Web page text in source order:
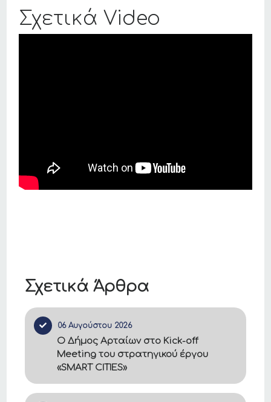
Σχετικά Άρθρα
06 Αυγούστου 2026
Ο Δήμος Αρταίων στο Kick-off
Meeting του στρατηγικού έργου
«SMART CITIES»
Σχετικά Video